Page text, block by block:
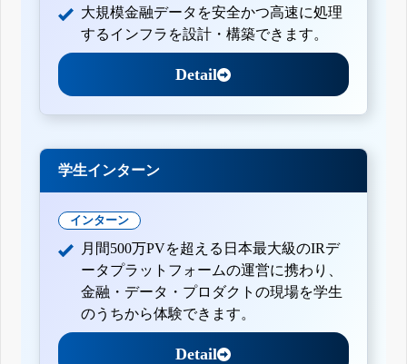
大規模金融データを安全かつ高速に処理
するインフラを設計・構築できます。
Detail
学生インターン
インターン
月間500万PVを超える日本最大級のIRデ
ータプラットフォームの運営に携わり、
金融・データ・プロダクトの現場を学生
のうちから体験できます。
Detail